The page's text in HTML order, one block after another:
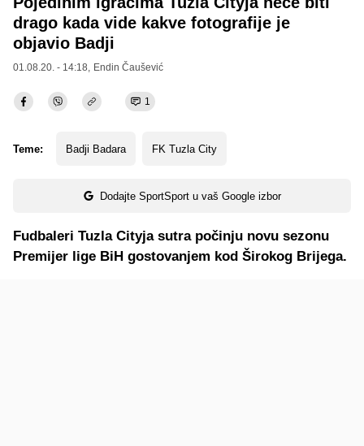
drago kada vide kakve fotografije je
objavio Badji
01.08.20. - 14:18, Endin Čaušević
1
Teme: Badji Badara FK Tuzla City
Dodajte SportSport u vaš Google izbor
Fudbaleri Tuzla Cityja sutra počinju novu sezonu
Premijer lige BiH gostovanjem kod Širokog Brijega.